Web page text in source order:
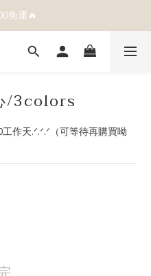
免運🔥
/3colors
作天.ᐟ.ᐟ.ᐟ（可等待再購買呦